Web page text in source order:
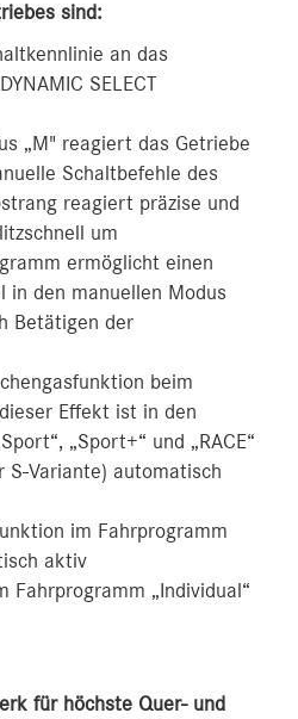
sind:
an das
SELECT
„M" reagiert das Getriebe
Schaltbefehle des
reagiert präzise und
um
ermöglicht einen
in den manuellen Modus
Betätigen der
beim
Effekt ist in den
„Sport+“ und „RACE“
S-Variante) automatisch
im Fahrprogramm
aktiv
Fahrprogramm „Individual“
für höchste Quer- und